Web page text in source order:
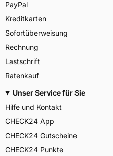
PayPal
Kreditkarten
Sofortüberweisung
Rechnung
Lastschrift
Ratenkauf
Unser Service für Sie
Hilfe und Kontakt
CHECK24 App
CHECK24 Gutscheine
CHECK24 Punkte